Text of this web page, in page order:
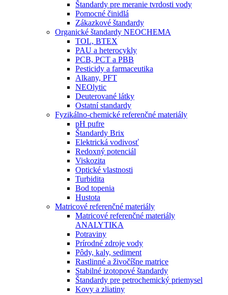
Štandardy pre meranie tvrdosti vody
Pomocné činidlá
Zákazkové štandardy
Organické štandardy NEOCHEMA
TOL, BTEX
PAU a heterocykly
PCB, PCT a PBB
Pesticidy a farmaceutika
Alkany, PFT
NEOlytic
Deuterované látky
Ostatní standardy
Fyzikálno-chemické referenčné materiály
pH pufre
Štandardy Brix
Elektrická vodivosť
Redoxný potenciál
Viskozita
Optické vlastnosti
Turbidita
Bod topenia
Hustota
Matricové referenčné materiály
Matricové referenčné materiály
ANALYTIKA
Potraviny
Prírodné zdroje vody
Pôdy, kaly, sediment
Rastlinné a živočíšne matrice
Stabilné izotopové štandardy
Štandardy pre petrochemický priemysel
Kovy a zliatiny